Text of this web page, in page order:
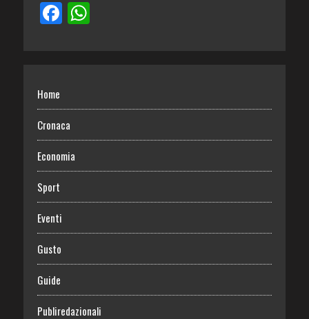
Home
Cronaca
Economia
Sport
Eventi
Gusto
Guide
Publiredazionali